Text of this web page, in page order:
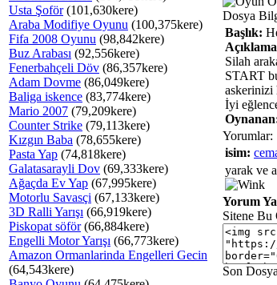
Usta Şoför(101,630kere)
Araba Modifiye Oyunu (100,375kere)
Fifa 2008 Oyunu (98,842kere)
Buz Arabası (92,556kere)
Fenerbahçeli Döv (86,357kere)
Adam Dovme (86,049kere)
Baliga iskence (83,774kere)
Mario 2007 (79,209kere)
Counter Strike (79,113kere)
Kızgın Baba (78,655kere)
Pasta Yap (74,818kere)
Galatasarayli Dov (69,333kere)
Ağaçda Ev Yap (67,995kere)
Motorlu Savasçi (67,133kere)
3D Ralli Yarışı (66,919kere)
Piskopat söför(66,884kere)
Engelli Motor Yarışı (66,773kere)
Amazon Ormanlarinda Engelleri Gecin
(64,543kere)
Dosya
Başlık:
Silah
START
askerinizi
İyi
Yorumlar:
isim:
yarak ve
Yorum
Sitene Bu
Son